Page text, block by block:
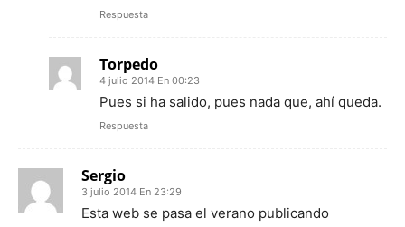
Respuesta
Torpedo
4 julio 2014 En 00:23
Pues si ha salido, pues nada que, ahí queda.
Respuesta
Sergio
3 julio 2014 En 23:29
Esta web se pasa el verano publicando